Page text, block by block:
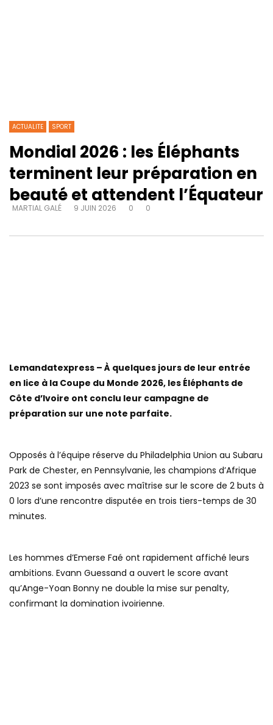
ACTUALITE SPORT
Mondial 2026 : les Éléphants
terminent leur préparation en
beauté et attendent l’Équateur
MARTIAL GALÉ 9 JUIN 2026 0 0
Lemandatexpress – À quelques jours de leur entrée
en lice à la Coupe du Monde 2026, les Éléphants de
Côte d’Ivoire ont conclu leur campagne de
préparation sur une note parfaite.
Opposés à l’équipe réserve du Philadelphia Union au Subaru
Park de Chester, en Pennsylvanie, les champions d’Afrique
2023 se sont imposés avec maîtrise sur le score de 2 buts à
0 lors d’une rencontre disputée en trois tiers-temps de 30
minutes.
Les hommes d’Emerse Faé ont rapidement affiché leurs
ambitions. Evann Guessand a ouvert le score avant
qu’Ange-Yoan Bonny ne double la mise sur penalty,
confirmant la domination ivoirienne.